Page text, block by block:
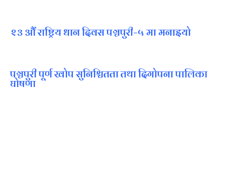
२३ औँ राष्ट्रिय धान दिवस पञ्चपुरी–५ मा मनाइयाे
पञ्चपुरी पूर्ण खोप सुनिश्चितता तथा दिगोपना पालिका
घोषणा